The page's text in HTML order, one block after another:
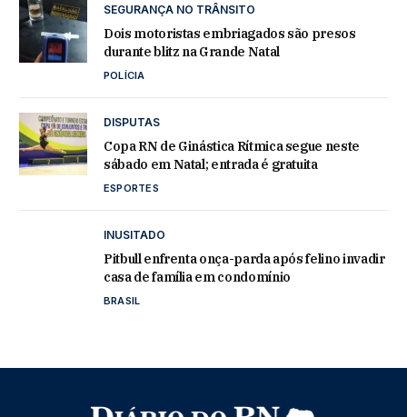
SEGURANÇA NO TRÂNSITO
Dois motoristas embriagados são presos
durante blitz na Grande Natal
POLÍCIA
DISPUTAS
Copa RN de Ginástica Rítmica segue neste
sábado em Natal; entrada é gratuita
ESPORTES
INUSITADO
Pitbull enfrenta onça-parda após felino invadir
casa de família em condomínio
BRASIL